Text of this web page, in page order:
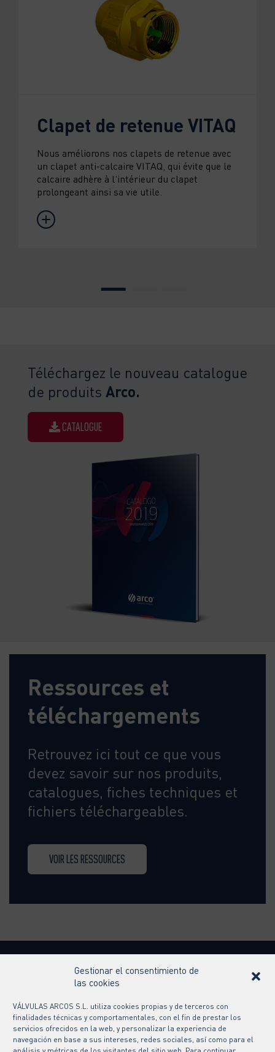
Gestionar el consentimiento de
las cookies
VÁLVULAS ARCOS S.L. utiliza cookies propias y de terceros con
finalidades técnicas y comportamentales, con el fin de prestar los
servicios ofrecidos en la web, y personalizar la experiencia de
navegación en base a sus intereses, redes sociales, así como para el
Clapet de retenue VITAQ
Nous améliorons nos clapets de retenue avec
un clapet anti-calcaire VITAQ, qui évite que le
calcaire adhère à l'intérieur du clapet
prolongeant ainsi sa vie utile.
Téléchargez le nouveau catalogue
de produits Arco.
CATALOGUE
Ressources et
téléchargements
Retrouvez ici tout ce que vous
devez savoir sur nos produits,
catalogues, fiches techniques et
fichiers téléchargeables.
VOIR LES RESSOURCES
Suivez-nous sur